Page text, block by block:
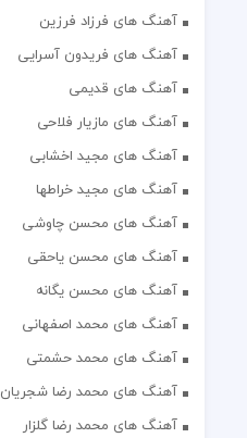
آهنگ های فرزاد فرزین
آهنگ های فریدون آسرایی
آهنگ های قدیمی
آهنگ های مازیار فلاحی
آهنگ های مجید اخشابی
آهنگ های مجید خراطها
آهنگ های محسن چاوشی
آهنگ های محسن یاحقی
آهنگ های محسن یگانه
آهنگ های محمد اصفهانی
آهنگ های محمد حشمتی
آهنگ های محمد رضا شجریان
آهنگ های محمد رضا گلزار